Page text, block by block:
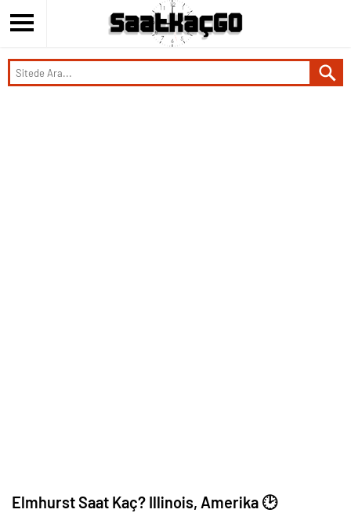
Elmhurst Saat Kaç? Illinois, Amerika 🕑